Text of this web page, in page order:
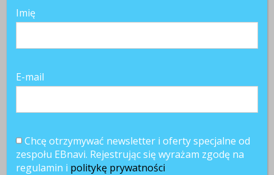
Imię
E-mail
Chcę otrzymywać newsletter i oferty specjalne od
zespołu EBnavi. Rejestrując się wyrażam zgodę na
regulamin i politykę prywatności